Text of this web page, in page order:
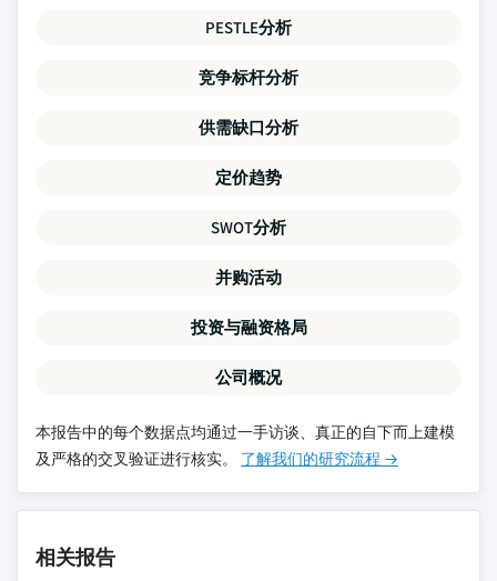
PESTLE分析
竞争标杆分析
供需缺口分析
定价趋势
SWOT分析
并购活动
投资与融资格局
公司概况
本报告中的每个数据点均通过一手访谈、真正的自下而上建模
及严格的交叉验证进行核实。 了解我们的研究流程 →
相关报告